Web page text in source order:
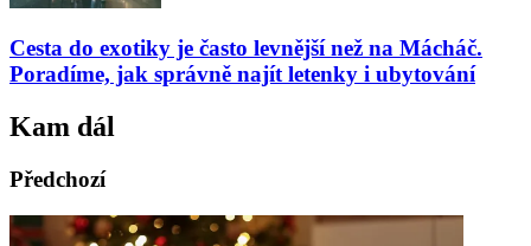
Cesta do exotiky je často levnější než na Mácháč.
Poradíme, jak správně najít letenky i ubytování
Kam dál
Předchozí